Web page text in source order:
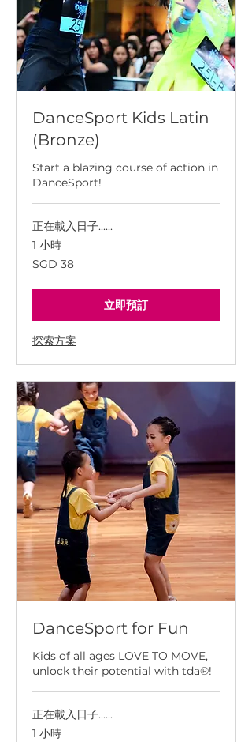
DanceSport Kids Latin
(Bronze)
Start a blazing course of action in
DanceSport!
正在載入日子......
1 小時
38
新
坡
SGD 38
立即預訂
探索方案
DanceSport for Fun
Kids of all ages LOVE TO MOVE,
unlock their potential with tda®!
正在載入日子......
1 小時